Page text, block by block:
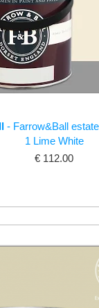
- Farrow&Ball
1 Lime White
€ 112.00